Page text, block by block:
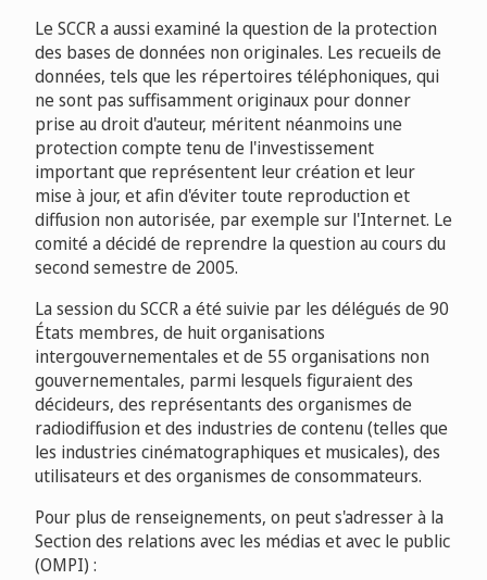
Le SCCR a aussi examiné la question de la protection
des bases de données non originales. Les recueils de
données, tels que les répertoires téléphoniques, qui
ne sont pas suffisamment originaux pour donner
prise au droit d'auteur, méritent néanmoins une
protection compte tenu de l'investissement
important que représentent leur création et leur
mise à jour, et afin d'éviter toute reproduction et
diffusion non autorisée, par exemple sur l'Internet. Le
comité a décidé de reprendre la question au cours du
second semestre de 2005.
La session du SCCR a été suivie par les délégués de 90
États membres, de huit organisations
intergouvernementales et de 55 organisations non
gouvernementales, parmi lesquels figuraient des
décideurs, des représentants des organismes de
radiodiffusion et des industries de contenu (telles que
les industries cinématographiques et musicales), des
utilisateurs et des organismes de consommateurs.
Pour plus de renseignements, on peut s'adresser à la
Section des relations avec les médias et avec le public
(OMPI) :